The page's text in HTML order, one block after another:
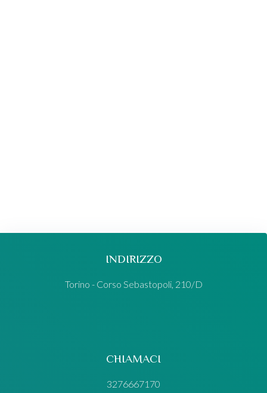
INDIRIZZO
Torino - Corso Sebastopoli, 210/D
CHIAMACI
3276667170